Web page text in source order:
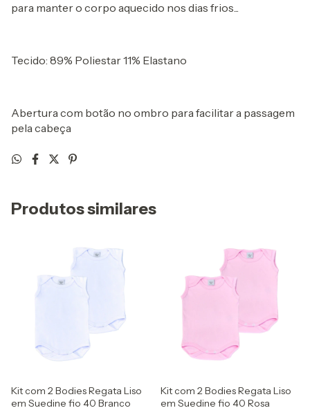
para manter o corpo aquecido nos dias frios...
Tecido: 89% Poliestar 11% Elastano
Abertura com botão no ombro para facilitar a passagem
pela cabeça
Produtos similares
Kit com 2 Bodies Regata Liso
em Suedine fio 40 Branco
Kit com 2 Bodies Regata Liso
em Suedine fio 40 Rosa